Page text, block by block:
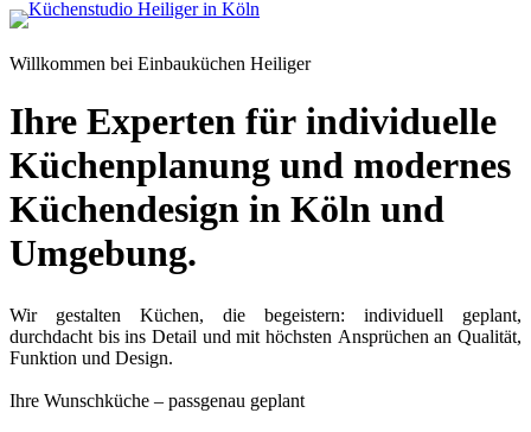
Einbauküchen Heiliger in
Köln
Küchen aus Heiliger Hand. Seit 40
Jahren.
Willkommen bei Einbauküchen Heiliger
Ihre Experten für individuelle
Küchenplanung und modernes
Küchendesign in Köln und
Umgebung.
Wir gestalten Küchen, die begeistern: individuell geplant,
durchdacht bis ins Detail und mit höchsten Ansprüchen an Qualität,
Funktion und Design.
Ihre Wunschküche – passgenau geplant